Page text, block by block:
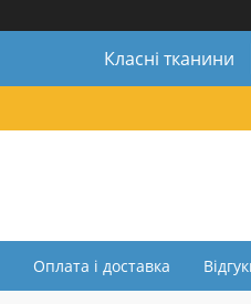
Класні тканини
Оплата і доставка